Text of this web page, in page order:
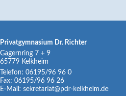
Privatgymnasium Dr. Richter
Gagernring 7 + 9
65779 Kelkheim
Telefon: 06195/96 96 0
Fax: 06195/96 96 26
E-Mail: sekretariat@pdr-kelkheim.de